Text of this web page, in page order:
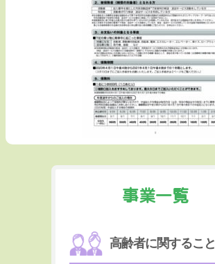
事業一覧
高齢者に関すること